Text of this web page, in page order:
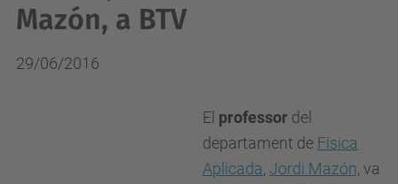
Mazón, a BTV
29/06/2016
El professor del
departament de Física
Aplicada, Jordi Mazón, va